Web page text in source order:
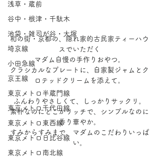
浅草・蔵前
谷中・根津・千駄木
池袋・雑司が谷・大塚
埼京線
小田急線
京王線
東京メトロ半蔵門線
東京メトロ千代田線
東京メトロ東西線
東京メトロ日比谷線
東京メトロ南北線
和の街・京都の、隠れ家的古民家ティーハウ
スでいただく
マダム自慢の手作りおやつ。
クラシカルなプレートに、自家製ジャムとク
ロテッドクリームを添えて。
ふんわりやさしくて、しっかりサックリ。
素朴なのにどこかリッチで、シンプルなのに
香り華やか。
すみからすみまで、マダムのこだわりいっぱ
い。